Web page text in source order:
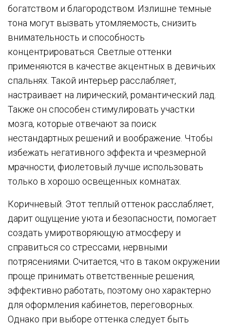
богатством и благородством. Излишне темные
тона могут вызвать утомляемость, снизить
внимательность и способность
концентрироваться. Светлые оттенки
применяются в качестве акцентных в девичьих
спальнях. Такой интерьер расслабляет,
настраивает на лирический, романтический лад.
Также он способен стимулировать участки
мозга, которые отвечают за поиск
нестандартных решений и воображение. Чтобы
избежать негативного эффекта и чрезмерной
мрачности, фиолетовый лучше использовать
только в хорошо освещенных комнатах.
Коричневый. Этот теплый оттенок расслабляет,
дарит ощущение уюта и безопасности, помогает
создать умиротворяющую атмосферу и
справиться со стрессами, нервными
потрясениями. Считается, что в таком окружении
проще принимать ответственные решения,
эффективно работать, поэтому оно характерно
для оформления кабинетов, переговорных.
Однако при выборе оттенка следует быть